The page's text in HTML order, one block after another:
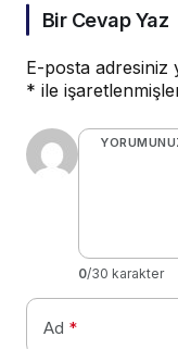
Bir Cevap Yaz
E-posta adresiniz
* ile
0/30 karakter
Ad *